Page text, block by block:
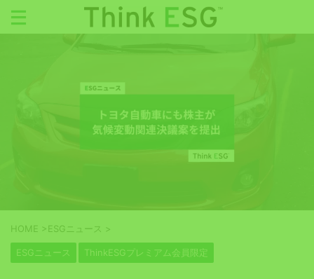
HOME >ESGニュース >
ESGニュース ThinkESGプレミアム会員限定